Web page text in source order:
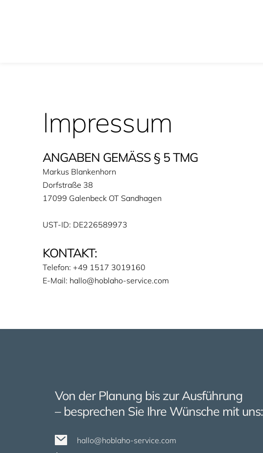
Impressum
ANGABEN GEMÄSS § 5 TMG
Markus Blankenhorn
Dorfstraße 38
17099 Galenbeck OT Sandhagen
UST-ID: DE226589973
KONTAKT:
Telefon: +49 1517 3019160
E-Mail: hallo@hoblaho-service.com
Von der Planung bis zur Ausführung
– besprechen Sie Ihre Wünsche mit uns:
hallo@hoblaho-service.com